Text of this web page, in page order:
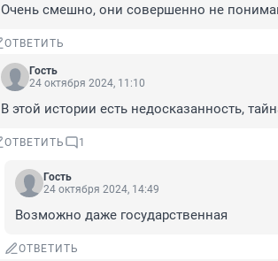
Очень смешно, они совершенно не
ОТВЕТИТЬ
Гость
24 октября 2024, 11:10
В этой истории есть недосказанность,
ОТВЕТИТЬ 1
Гость
24 октября 2024, 14:49
Возможно даже государственная
ОТВЕТИТЬ